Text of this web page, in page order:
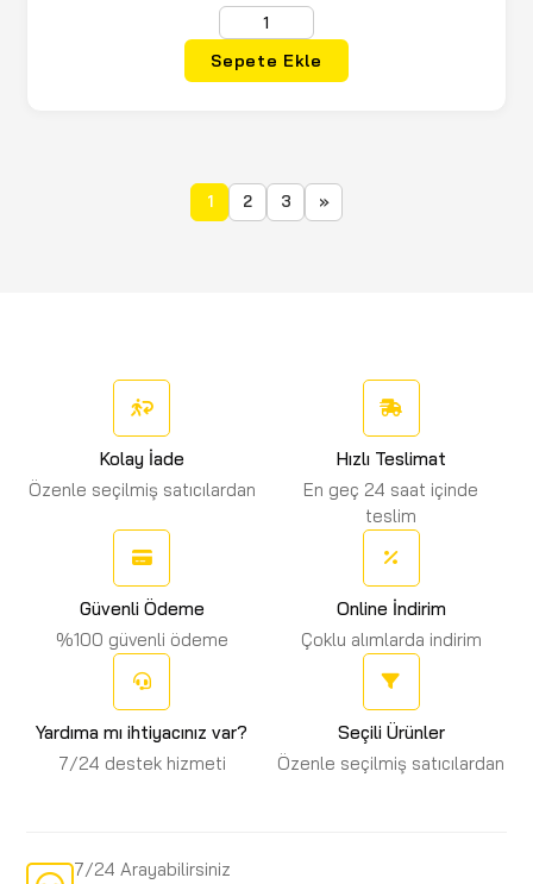
Sepete Ekle
1 2 3 »
Kolay İade
Özenle seçilmiş satıcılardan
Hızlı Teslimat
En geç 24 saat içinde
teslim
Güvenli Ödeme
%100 güvenli ödeme
Online İndirim
Çoklu alımlarda indirim
Yardıma mı ihtiyacınız var?
7/24 destek hizmeti
Seçili Ürünler
Özenle seçilmiş satıcılardan
7/24 Arayabilirsiniz